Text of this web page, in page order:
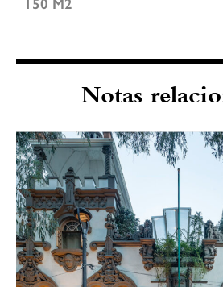
150 M2
Notas